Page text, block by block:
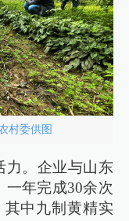
村委供图
力。企业与山东
年完成30余次
中九制黄精实